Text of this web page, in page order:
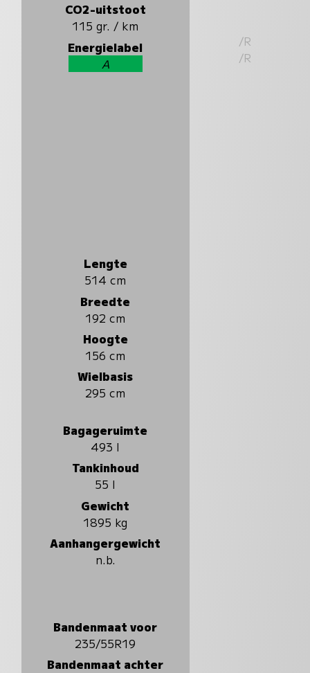
CO2-uitstoot
115 gr. / km
Energielabel
A
Lengte
514 cm
Breedte
192 cm
Hoogte
156 cm
Wielbasis
295 cm
Bagageruimte
493 l
Tankinhoud
55 l
Gewicht
1895 kg
Aanhangergewicht
n.b.
Bandenmaat voor
235/55R19
Bandenmaat achter
/R
/R